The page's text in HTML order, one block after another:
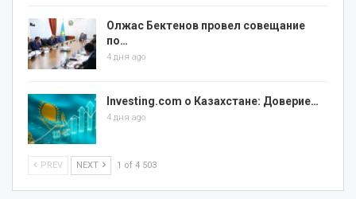
Олжас Бектенов провел совещание
по…
4 дня ago
Investing.com о Казахстане: Доверие…
4 дня ago
PREV NEXT 1 of 4 503